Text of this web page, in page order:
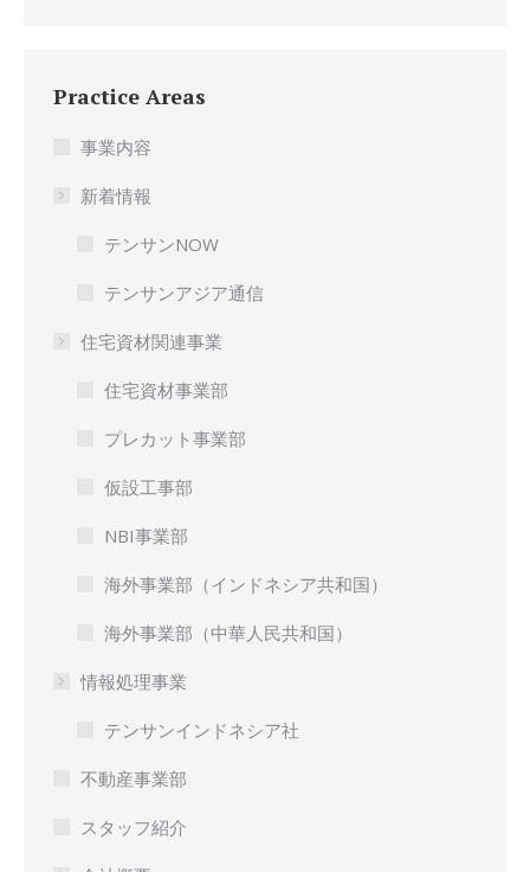
Practice Areas
事業内容
新着情報
テンサンNOW
テンサンアジア通信
住宅資材関連事業
住宅資材事業部
プレカット事業部
仮設工事部
NBI事業部
海外事業部（インドネシア共和国）
海外事業部（中華人民共和国）
情報処理事業
テンサンインドネシア社
不動産事業部
スタッフ紹介